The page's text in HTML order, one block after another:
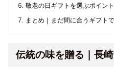
敬老の日ギフトを選ぶポイント
まとめ｜まだ間に合うギフト
伝統の味を贈る｜長